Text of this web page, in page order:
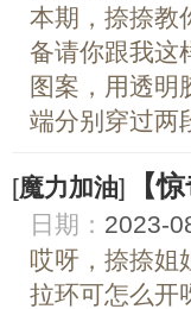
本期，捺捺教
备请你跟我这
图案，用透明
端分别穿过两
[魔力加油] 【
日期： 2023-
哎呀，捺捺姐
拉环可怎么开